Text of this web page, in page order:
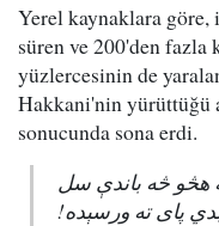
Yerel kaynaklara göre,
süren ve 200'den fazla
yüzlercesinin de
Hakkani'nin yürüttüğü
sonucunda sona erdi.
هڅو څه باندې سل
پای ته ورسېده!